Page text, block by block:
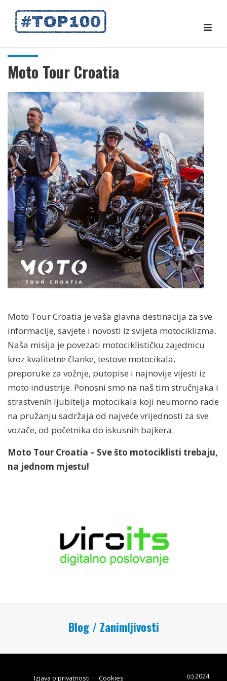
Moto Tour Croatia
Moto Tour Croatia je vaša glavna destinacija za sve
informacije, savjete i novosti iz svijeta motociklizma.
Naša misija je povezati motociklističku zajednicu
kroz kvalitetne članke, testove motocikala,
preporuke za vožnje, putopise i najnovije vijesti iz
moto industrije. Ponosni smo na naš tim stručnjaka i
strastvenih ljubitelja motocikala koji neumorno rade
na pružanju sadržaja od najveće vrijednosti za sve
vozače, od početnika do iskusnih bajkera.
Moto Tour Croatia – Sve što motociklisti trebaju,
na jednom mjestu!
Blog / Zanimljivosti
Izjava o privatnosti Cookies (c) 2024